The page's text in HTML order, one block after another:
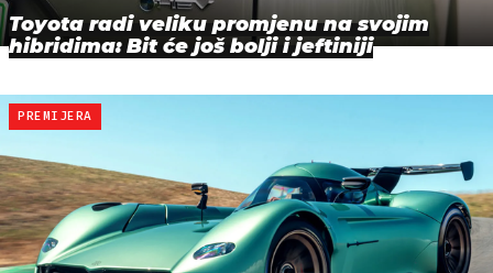
Toyota radi veliku promjenu na svojim
hibridima: Bit će još bolji i jeftiniji
PREMIJERA